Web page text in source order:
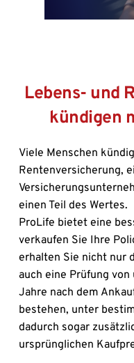
Lebens- und
kündigen
Viele Menschen
Rentenversicherung,
einen Teil des Wertes.
ProLife bietet eine
verkaufen Sie Ihre
erhalten Sie nicht nur
auch eine Prüfung
Jahre nach dem
bestehen, unter
dadurch sogar
ursprünglichen